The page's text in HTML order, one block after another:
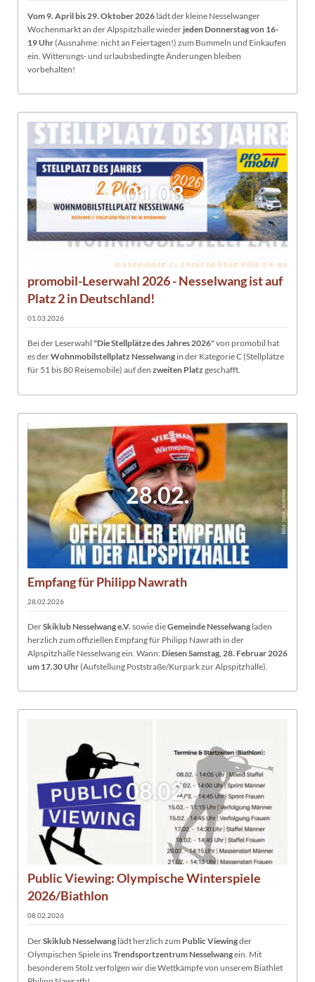
Vom 9. April bis 29. Oktober 2026 lädt der kleine Nesselwanger
Wochenmarkt an der Alpspitzhalle wiederjeden Donnerstag von 16-
19 Uhr(Ausnahme: nicht an Feiertagen!) zum Bummeln und Einkaufen
ein. Witterungs- und urlaubsbedingte Änderungen bleiben
vorbehalten!
01.03.
promobil-Leserwahl 2026 - Nesselwang ist auf
Platz 2 in Deutschland!
01.03.2026
Bei der Leserwahl "Die Stellplätze des Jahres 2026"von promobil hat
es derWohnmobilstellplatz Nesselwang in der Kategorie C (Stellplätze
für 51 bis 80 Reisemobile) auf den zweiten Platzgeschafft.
28.02.
Empfang für Philipp Nawrath
28.02.2026
DerSkiklub Nesselwang e.V. sowie dieGemeinde Nesselwang laden
herzlich zum offiziellen Empfang für Philipp Nawrath in der
Alpspitzhalle Nesselwang ein. Wann: Diesen Samstag, 28. Februar 2026
um 17.30 Uhr(Aufstellung Poststraße/Kurpark zur Alpspitzhalle).
08.02.
Public Viewing: Olympische Winterspiele
2026/Biathlon
08.02.2026
DerSkiklub Nesselwang lädt herzlich zum Public Viewingder
Olympischen Spiele insTrendsportzentrum Nesselwangein. Mit
besonderem Stolz verfolgen wir die Wettkämpfe von unserem Biathlet